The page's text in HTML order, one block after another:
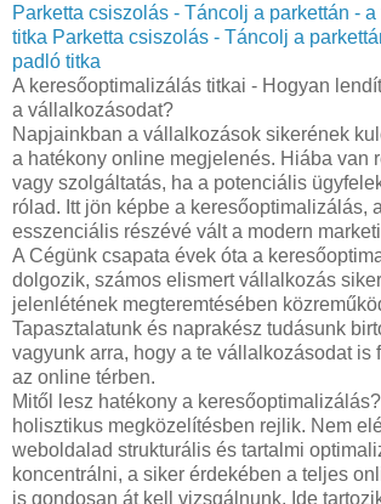
Parketta csiszolás - Táncolj a parkettán -
titka Parketta csiszolás - Táncolj a
padló titka
A keresőoptimalizálás titkai - Hogyan
a vállalkozásodat?
Napjainkban a vállalkozások sikerének
a hatékony online megjelenés. Hiába van
vagy szolgáltatás, ha a potenciális
rólad. Itt jön képbe a keresőoptimalizálás,
esszenciális részévé vált a modern
A Cégünk csapata évek óta a
dolgozik, számos elismert vállalkozás
jelenlétének megteremtésében
Tapasztalatunk és naprakész tudásunk
vagyunk arra, hogy a te vállalkozásodat is
az online térben.
Mitől lesz hatékony a
holisztikus megközelítésben rejlik. Nem
weboldalad strukturális és tartalmi
koncentrálni, a siker érdekében a teljes
is gondosan át kell vizsgálnunk. Ide